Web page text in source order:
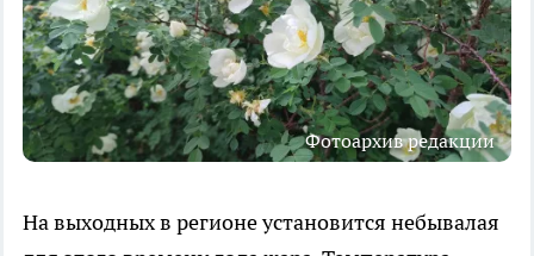
Фотоархив редакции
На выходных в регионе установится небывалая